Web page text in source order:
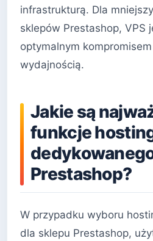
infrastrukturą. Dla
sklepów Prestashop, VPS
optymalnym
wydajnością.
Jakie są
funkcje
Prestashop?
W przypadku wyboru
dla sklepu Prestashop,